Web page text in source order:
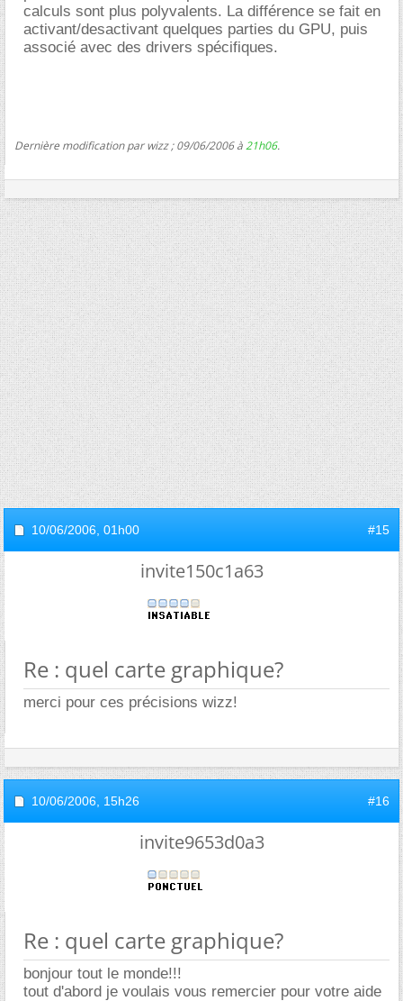
calculs sont plus polyvalents. La différence se fait en
activant/desactivant quelques parties du GPU, puis
associé avec des drivers spécifiques.
Dernière modification par wizz ; 09/06/2006 à21h06.
10/06/2006, 01h00 #15
invite150c1a63
Re : quel carte graphique?
merci pour ces précisions wizz!
10/06/2006, 15h26 #16
invite9653d0a3
Re : quel carte graphique?
bonjour tout le monde!!!
tout d'abord je voulais vous remercier pour votre aide